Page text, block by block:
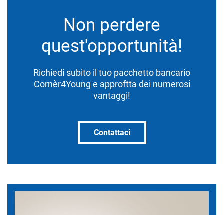
Non perdere
quest'opportunità!
Richiedi subito il tuo pacchetto bancario
Cornèr4Young e approftta dei numerosi
vantaggi!
Contattaci